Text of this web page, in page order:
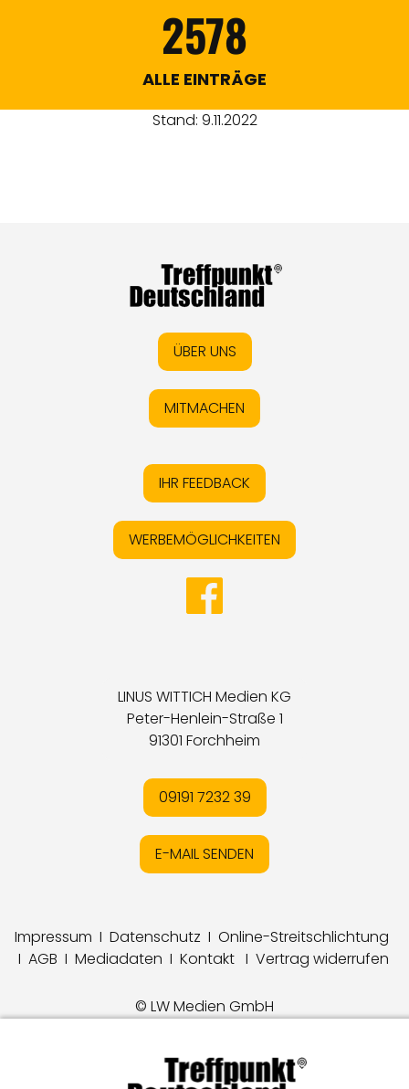
2578
ALLE EINTRÄGE
Stand: 9.11.2022
ÜBER UNS
MITMACHEN
IHR FEEDBACK
WERBEMÖGLICHKEITEN
LINUS WITTICH Medien KG
Peter-Henlein-Straße 1
91301 Forchheim
09191 7232 39
E-MAIL SENDEN
Impressum I Datenschutz I Online-Streitschlichtung
I AGB I Mediadaten I Kontakt I Vertrag widerrufen
© LW Medien GmbH